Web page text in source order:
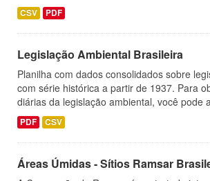
CSV PDF
Legislação Ambiental Brasileira
Planilha com dados consolidados sobre
com série histórica a partir de 1937. Para
diárias da legislação ambiental, você pode
PDF CSV
Áreas Úmidas - Sítios Ramsar